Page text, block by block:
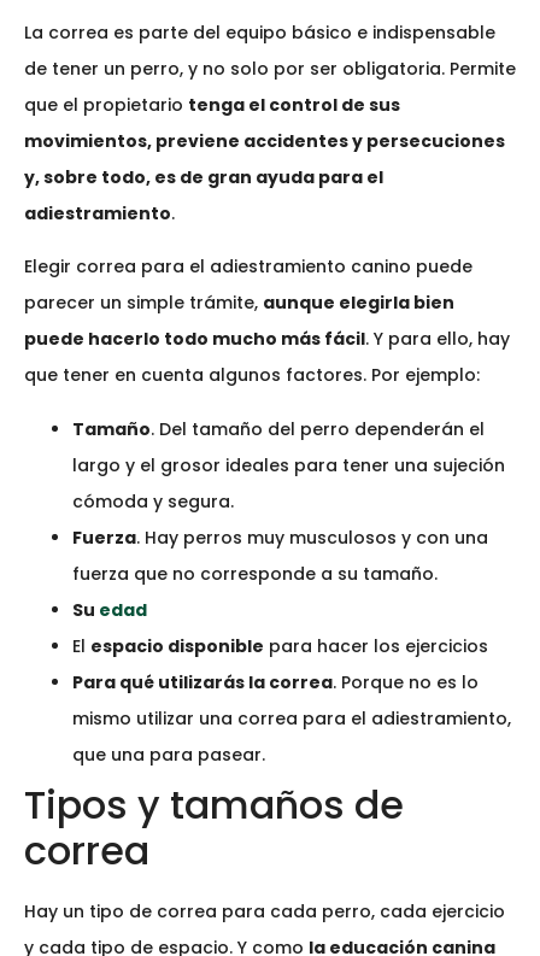
La correa es parte del equipo básico e indispensable
de tener un perro, y no solo por ser obligatoria. Permite
que el propietario tenga el control de sus
movimientos, previene accidentes y persecuciones
y, sobre todo, es de gran ayuda para el
adiestramiento.
Elegir correa para el adiestramiento canino puede
parecer un simple trámite, aunque elegirla bien
puede hacerlo todo mucho más fácil. Y para ello, hay
que tener en cuenta algunos factores. Por ejemplo:
Tamaño. Del tamaño del perro dependerán el
largo y el grosor ideales para tener una sujeción
cómoda y segura.
Fuerza. Hay perros muy musculosos y con una
fuerza que no corresponde a su tamaño.
Su edad
El espacio disponible para hacer los ejercicios
Para qué utilizarás la correa. Porque no es lo
mismo utilizar una correa para el adiestramiento,
que una para pasear.
Tipos y tamaños de
correa
Hay un tipo de correa para cada perro, cada ejercicio
y cada tipo de espacio. Y como la educación canina